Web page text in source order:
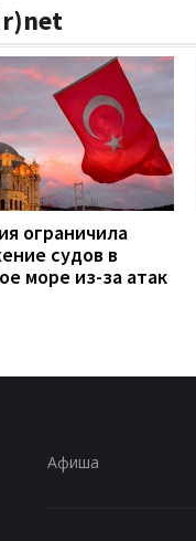
ограничила
судов в
море из-за атак
Афиша